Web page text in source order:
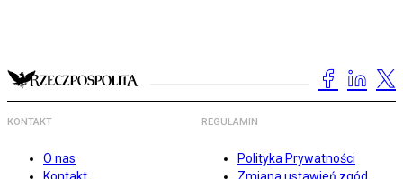
KONTAKT
O nas
REGULAMIN
Polityka Prywatności